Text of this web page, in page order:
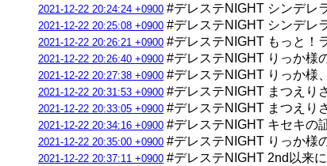
2021-12-22 20:24:24 +0900 #デレステNIGHT シンデ
2021-12-22 20:25:08 +0900 #デレステNIGHT シンデレ
2021-12-22 20:26:21 +0900 #デレステNIGHT もっと！
2021-12-22 20:26:40 +0900 #デレステNIGHT りっか様
2021-12-22 20:27:38 +0900 #デレステNIGHT りっか様
2021-12-22 20:31:53 +0900 #デレステNIGHT まつえり
2021-12-22 20:33:05 +0900 #デレステNIGHT まつえり
2021-12-22 20:34:16 +0900 #デレステNIGHT キセキの
2021-12-22 20:35:00 +0900 #デレステNIGHT りっか様
2021-12-22 20:37:11 +0900 #デレステNIGHT 2nd以来